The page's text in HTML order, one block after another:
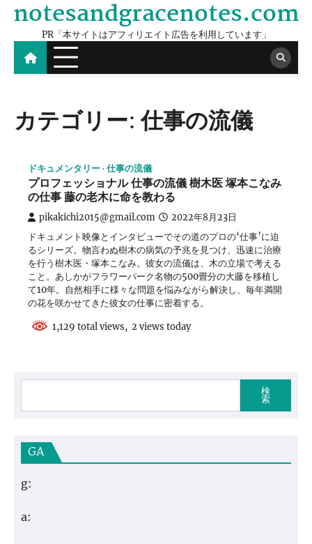
Skip
content
notesandgracenotes.com
PR「本サイトはアフィリエイト広告を利用しています」
カテゴリー:仕事の流儀
ドキュメンタリー 仕事の流儀
プロフェッショナル 仕事の流儀 樹木医 塚本こなみ
の仕事 藤の老木に命を教わる
pikakichi2015@gmail.com 2022年8月23日
ドキュメント映像とインタビューでその道のプロの‘仕事’に迫
るシリーズ。物言わぬ樹木の病気の予兆を見つけ、迅速に治療
を行う樹木医・塚本こなみ。彼女の流儀は、木の立場で考える
こと。あしかがフラワーパーク名物の500畳分の大藤を移植し
て10年。自然相手に様々な問題を悩みながら解決し、毎年満開
の花を咲かせてきた彼女の仕事に密着する。
1,129 total views, 2 views today
検
索
GA
g:
a: